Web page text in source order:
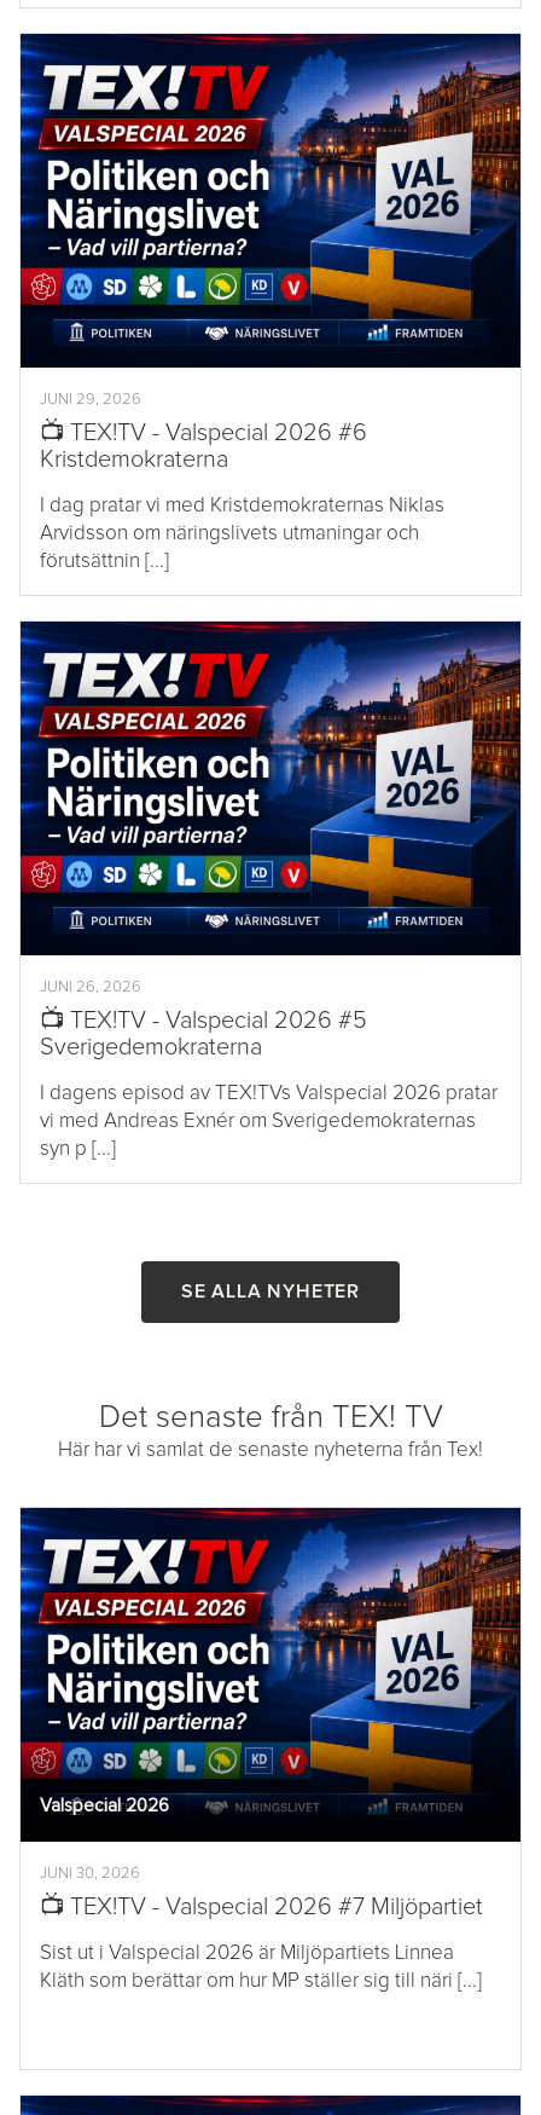
JUNI 29, 2026
📺 TEX!TV - Valspecial 2026 #6
Kristdemokraterna
I dag pratar vi med Kristdemokraternas Niklas
Arvidsson om näringslivets utmaningar och
förutsättnin [...]
JUNI 26, 2026
📺 TEX!TV - Valspecial 2026 #5
Sverigedemokraterna
I dagens episod av TEX!TVs Valspecial 2026 pratar
vi med Andreas Exnér om Sverigedemokraternas
syn p [...]
SE ALLA NYHETER
Det senaste från TEX! TV
Här har vi samlat de senaste nyheterna från Tex!
Valspecial 2026
JUNI 30, 2026
📺 TEX!TV - Valspecial 2026 #7 Miljöpartiet
Sist ut i Valspecial 2026 är Miljöpartiets Linnea
Kläth som berättar om hur MP ställer sig till näri [...]